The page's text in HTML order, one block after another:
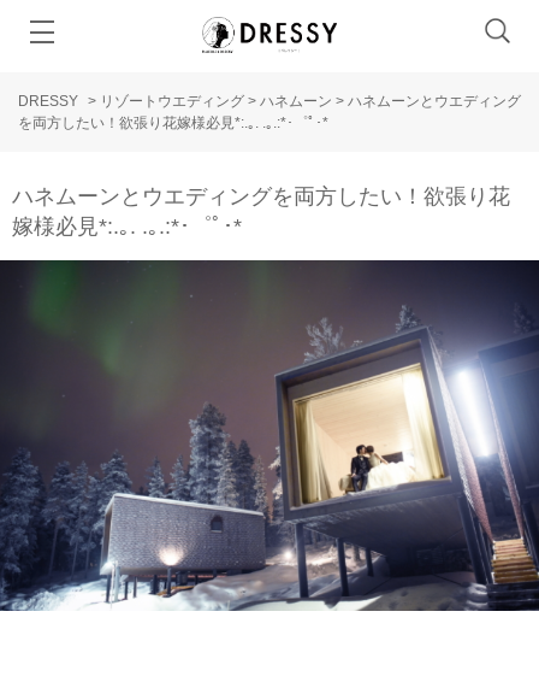
DRESSY > リゾートウエディング > ハネムーン > ハネムーンとウエディング
を両方したい！欲張り花嫁様必見*:.｡. .｡.:*･゜ﾟ･*
ハネムーンとウエディングを両方したい！欲張り花
嫁様必見*:.｡. .｡.:*･゜ﾟ･*